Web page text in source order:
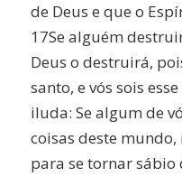
de Deus e que o
17Se alguém
Deus o destruirá,
santo, e vós sois
iluda: Se algum de
coisas deste mundo,
para se tornar sábio